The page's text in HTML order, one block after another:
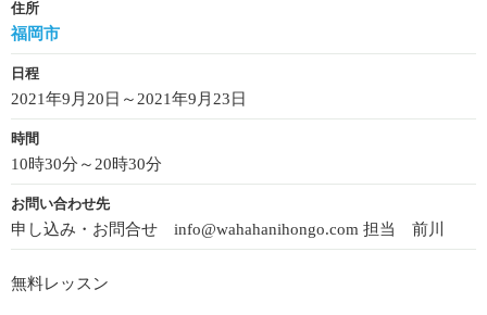
住所
福岡市
日程
2021年9月20日～2021年9月23日
時間
10時30分～20時30分
お問い合わせ先
申し込み・お問合せ info@wahahanihongo.com 担当 前川
無料レッスン